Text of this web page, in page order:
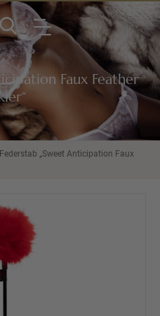
Faux Feather
„Sweet Anticipation Faux